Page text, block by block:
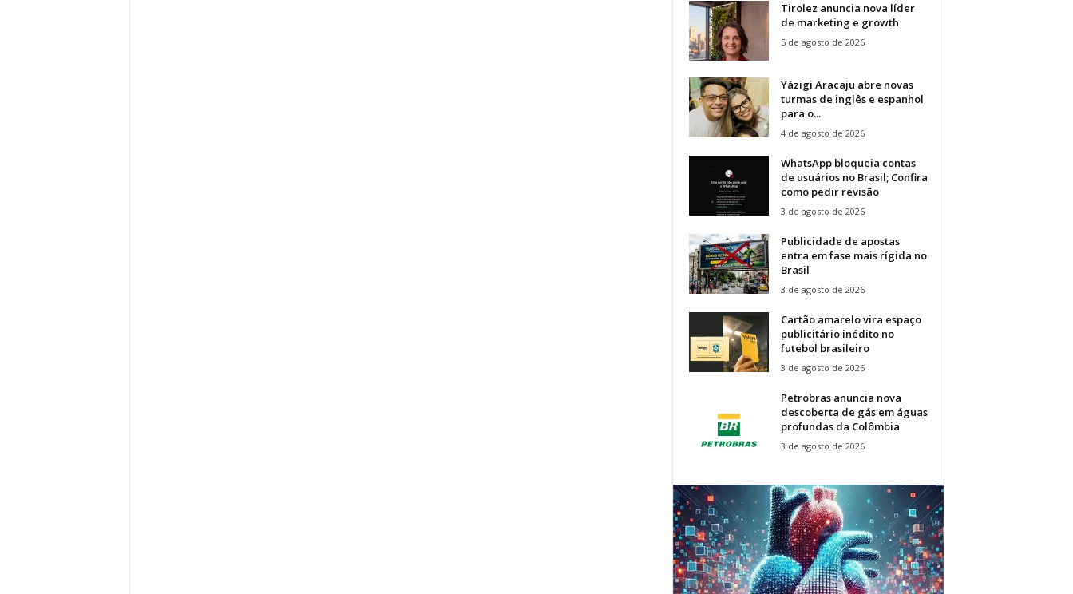
Tirolez anuncia nova líder
de marketing e growth
5 de agosto de 2026
Yázigi Aracaju abre novas
turmas de inglês e espanhol
para o...
4 de agosto de 2026
WhatsApp bloqueia contas
de usuários no Brasil; Confira
como pedir revisão
3 de agosto de 2026
Publicidade de apostas
entra em fase mais rígida no
Brasil
3 de agosto de 2026
Cartão amarelo vira espaço
publicitário inédito no
futebol brasileiro
3 de agosto de 2026
Petrobras anuncia nova
descoberta de gás em águas
profundas da Colômbia
3 de agosto de 2026